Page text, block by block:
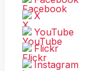
X
YouTube
Flickr
Instagram